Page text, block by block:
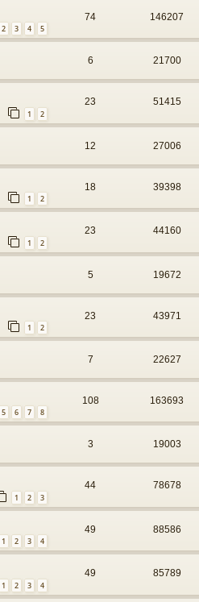
2 3 4 5
74 146207
6 21700
1 2
23 51415
12 27006
1 2
18 39398
1 2
23 44160
5 19672
1 2
23 43971
7 22627
5 6 7 8
108 163693
3 19003
1 2 3
44 78678
1 2 3 4
49 88586
1 2 3 4
49 85789